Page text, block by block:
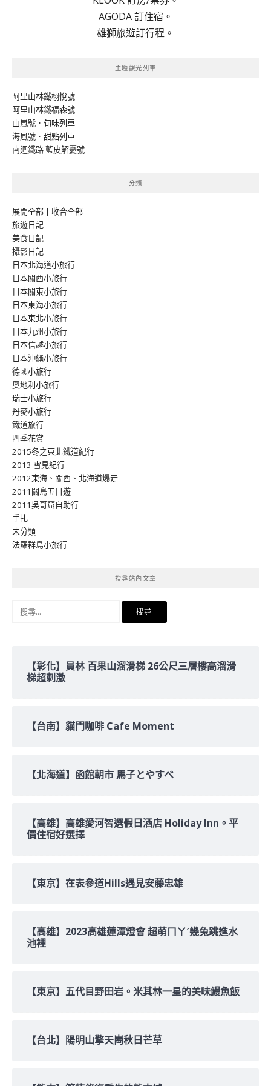
AGODA 訂住宿。
雄獅旅遊訂行程。
主題觀光列車
阿里山林鐵栩悅號
阿里山林鐵福森號
山嵐號．旬味列車
海風號．甜點列車
南迴鐵路 藍皮解憂號
分類
展開全部 | 收合全部
旅遊日記
美食日記
攝影日記
日本北海道小旅行
日本關西小旅行
日本關東小旅行
日本東海小旅行
日本東北小旅行
日本九州小旅行
日本信越小旅行
日本沖繩小旅行
德國小旅行
奧地利小旅行
瑞士小旅行
丹麥小旅行
鐵道旅行
四季花賞
2015冬之東北鐵道紀行
2013 雪見紀行
2012東海、關西、北海道爆走
2011關島五日遊
2011吳哥窟自助行
手扎
未分類
法羅群島小旅行
搜尋站內文章
【彰化】員林 百果山溜滑梯 26公尺三層樓高溜滑
梯超刺激
【台南】貓門咖啡 Cafe Moment
【北海道】函館朝市 馬子とやすべ
【高雄】高雄愛河智選假日酒店 Holiday Inn。平
價住宿好選擇
【東京】在表參道Hills遇見安藤忠雄
【高雄】2023高雄蓮潭燈會 超萌ㄇㄚˊ幾兔跳進水
池裡
【東京】五代目野田岩。米其林一星的美味鰻魚飯
【台北】陽明山擎天崗秋日芒草